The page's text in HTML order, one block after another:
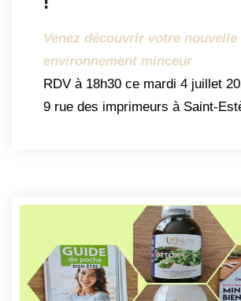
Venez découvrir votre nouvelle
environnement minceur
RDV à 18h30 ce mardi 4 juillet
9 rue des imprimeurs à Saint-